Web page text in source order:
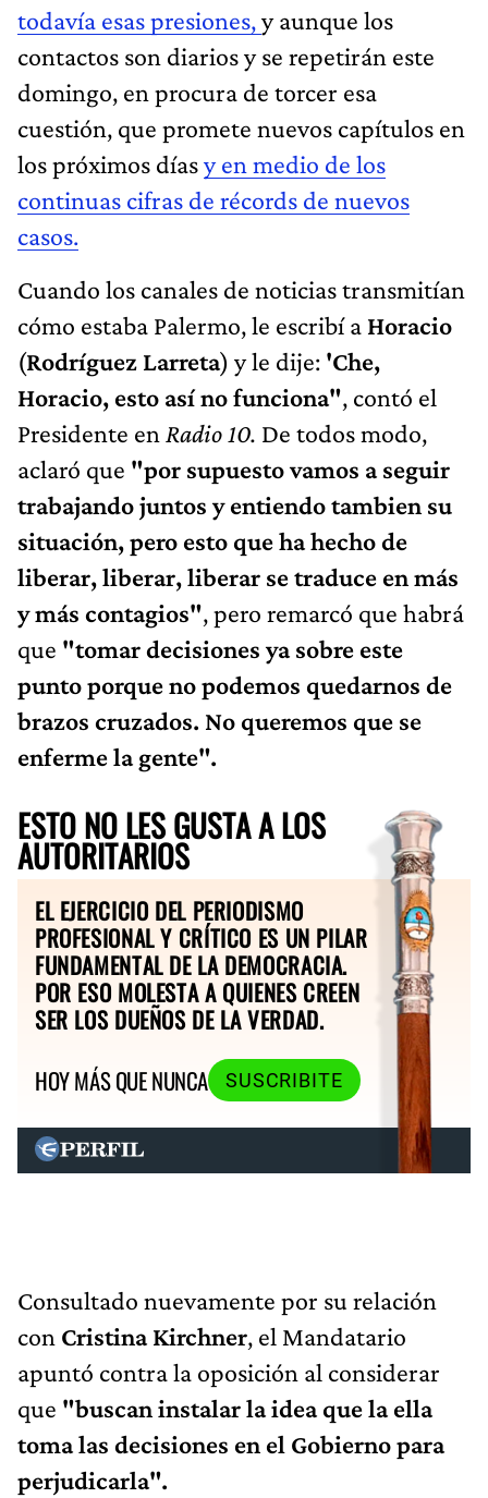
todavía esas presiones,y aunque los
contactos son diarios y se repetirán este
domingo, en procura de torcer esa
cuestión, que promete nuevos capítulos en
los próximos díasy en medio de los
continuas cifras de récords de nuevos
casos.
Cuando los canales de noticias transmitían
cómo estaba Palermo, le escribí a Horacio
(Rodríguez Larreta) y le dije: 'Che,
Horacio, esto así no funciona", contó el
Presidente en Radio 10. De todos modo,
aclaró que "por supuesto vamos a seguir
trabajando juntos y entiendo tambien su
situación, pero esto que ha hecho de
liberar, liberar, liberar se traduce en más
y más contagios", pero remarcó que habrá
que "tomar decisiones ya sobre este
punto porque no podemos quedarnos de
brazos cruzados. No queremos que se
enferme la gente".
ESTO NO LES GUSTA A LOS
AUTORITARIOS
EL EJERCICIO DEL PERIODISMO
PROFESIONAL Y CRÍTICO ES UN PILAR
FUNDAMENTAL DE LA DEMOCRACIA.
POR ESO MOLESTA A QUIENES CREEN
SER LOS DUEÑOS DE LA VERDAD.
HOY MÁS QUE NUNCA
SUSCRIBITE
Consultado nuevamente por su relación
con Cristina Kirchner, el Mandatario
apuntó contra la oposición al considerar
que "buscan instalar la idea que la ella
toma las decisiones en el Gobierno para
perjudicarla".